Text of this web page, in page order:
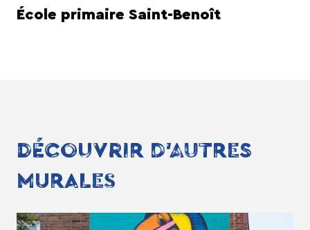
École primaire Saint-Benoît
DÉCOUVRIR D'AUTRES
MURALES